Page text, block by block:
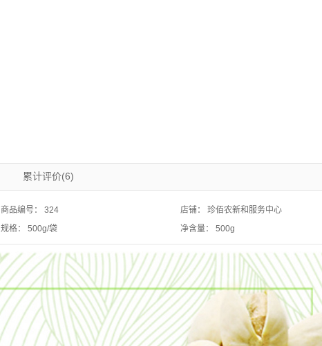
累计评价(6)
商品编号： 324 店铺： 珍佰农新和服务中心
规格： 500g/袋 净含量： 500g